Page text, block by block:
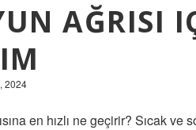
AĞRISI
2024
en hızlı ne geçirir? Sıcak